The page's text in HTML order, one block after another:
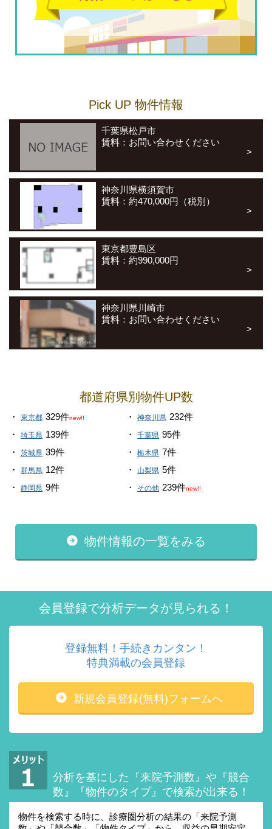
Pick UP 物件情報
千葉県松戸市
賃料：お問い合わせください
神奈川県横須賀市
賃料：約470,000円（税別）
東京都豊島区
賃料：約990,000円
神奈川県川崎市
賃料：お問い合わせください
都道府県別物件UP数
東京都 329件new!! 神奈川県 232件
埼玉県 139件 千葉県 95件
茨城県 39件 栃木県 7件
群馬県 12件 山梨県 5件
静岡県 9件 その他 239件new!!
物件情報の一覧をみる
会員登録で分析データが見られる！
登録無料！手続きカンタン！
特典満載の会員登録
新規会員登録(無料)フォームへ
分析を基にした『来院予測数』や 『競合
数』『物件のタイプ』で検索が出来る！
物件を検索する時に、診療圏分析の結果の「来院予測